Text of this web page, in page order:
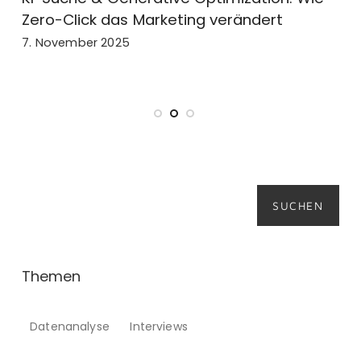
Click das Marketing verändert
2025
SUCHEN
Themen
Datenanalyse
Interviews